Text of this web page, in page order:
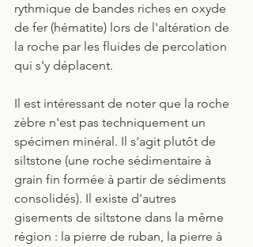
rythmique de bandes riches en oxyde
de fer (hématite) lors de l'altération de
la roche par les fluides de percolation
qui s'y déplacent.
Il est intéressant de noter que la roche
zèbre n'est pas techniquement un
spécimen minéral. Il s'agit plutôt de
siltstone (une roche sédimentaire à
grain fin formée à partir de sédiments
consolidés). Il existe d'autres
gisements de siltstone dans la même
région : la pierre de ruban, la pierre à